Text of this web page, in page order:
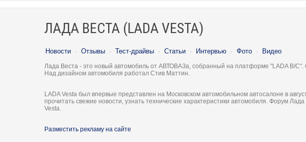
ЛАДА ВЕСТА (LADA VESTA)
Новости · Отзывы · Тест-драйвы · Статьи · Интервью · Фото · Видео
Лада Веста - это новый автомобиль от АВТОВАЗа, собранный на платформе "LADA B/C".
Над дизайном автомобиля работал Стив Маттин.
LADA Vesta был впервые представлен на Московском автомобильном автосалоне в
прочитать свежие новости, узнать технические характеристики автомобиля. Форум
Vesta.
Разместить рекламу на сайте